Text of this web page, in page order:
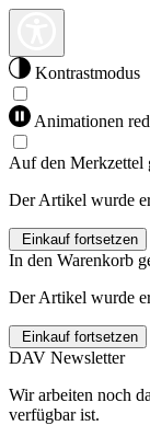
Kontrastmodus
Animationen
Auf den Merkzettel
Der Artikel wurde
Einkauf fortsetzen
In den Warenkorb
Der Artikel wurde
Einkauf fortsetzen
DAV Newsletter
Wir arbeiten noch
verfügbar ist.